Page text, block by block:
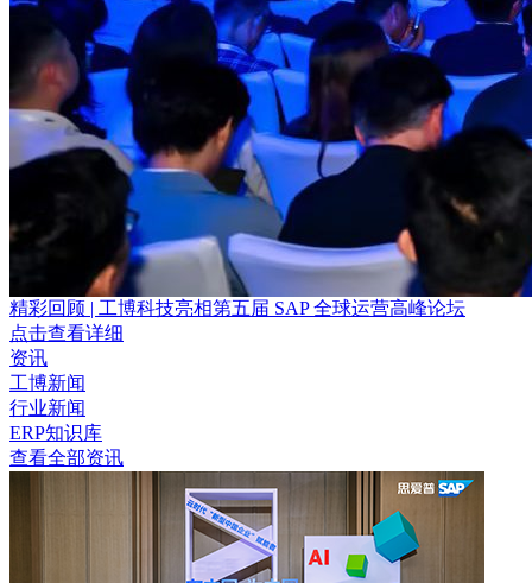
精彩回顾 | 工博科技亮相第五届 SAP 全球运营高峰论坛
点击查看详细
资讯
工博新闻
行业新闻
ERP知识库
查看全部资讯